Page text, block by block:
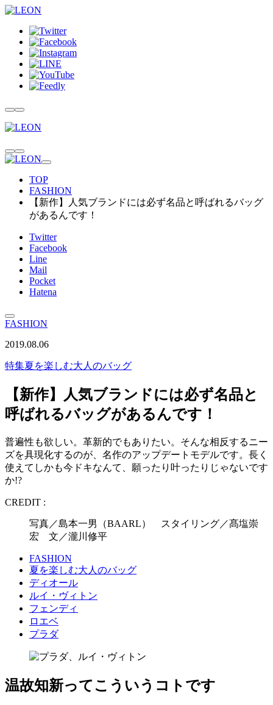
TOP
FASHION
【新作】人気ブランドには必ず名品と呼ばれるバッグ
があるんです！
Twitter
Facebook
Line
Mail
Pocket
Hatena
FASHION
2019.08.06
特集夏を楽しむ大人のバッグ
【新作】人気ブランドには必ず名品と
呼ばれるバッグがあるんです！
普遍性も欲しい。革新的でもありたい。そんな相反するニー
ズを具現化するのが、名作のアップデートモデルです。長く
使えてしかも今ドキなんて、願ったり叶ったりじゃないです
か!?
CREDIT :
写真／島本一男（BAARL） スタイリング／髙塩崇
宏 文／瀧川修平
FASHION
夏を楽しむ大人のバッグ
ディオール
ルイ・ヴィトン
フェンディ
ロエベ
プラダ
温故知新ってこういうコトです